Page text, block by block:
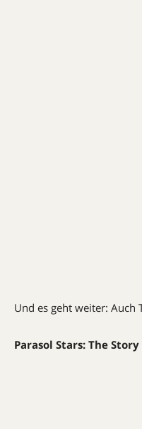
Und es geht weiter: Auch
Parasol Stars: The